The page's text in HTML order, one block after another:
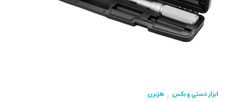
ابزار دستی و بکس / هزبرن